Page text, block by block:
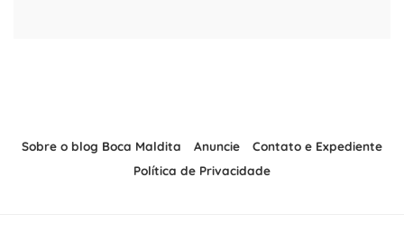
Sobre o blog Boca Maldita Anuncie
Contato e Expediente
Política de Privacidade